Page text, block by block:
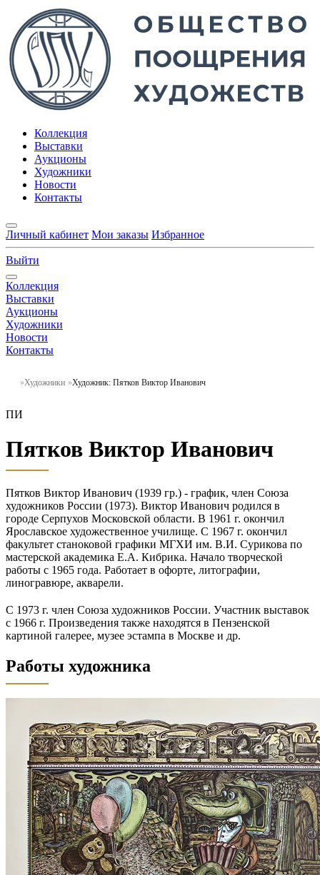
Коллекция
Выставки
Аукционы
Художники
Новости
Контакты
Личный кабинет Мои заказы Избранное
Выйти
Коллекция
Выставки
Аукционы
Художники
Новости
Контакты
Художники Художник: Пятков Виктор Иванович
ПИ
Пятков Виктор Иванович
Пятков Виктор Иванович (1939 гр.) - график, член Союза
художников России (1973). Виктор Иванович родился в
городе Серпухов Московской области. В 1961 г. окончил
Ярославское художественное училище. С 1967 г. окончил
факультет станоковой графики МГХИ им. В.И. Сурикова по
мастерской академика Е.А. Кибрика. Начало творческой
работы с 1965 года. Работает в офорте, литографии,
линогравюре, акварели.
С 1973 г. член Союза художников России. Участник выставок
с 1966 г. Произведения также находятся в Пензенской
картиной галерее, музее эстампа в Москве и др.
Работы художника